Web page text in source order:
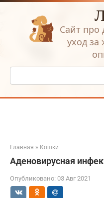
Перейти
Сайт
уход
Поиск:
Главная » Кошки
Аденовирусная
Опубликовано: 03 Авг 2021